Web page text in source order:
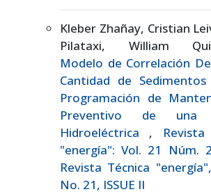
Kleber Zhañay, Cristian
Pilataxi, William
Modelo de Correlación
Cantidad de
Programación de
Preventivo de una
Hidroeléctrica ,
"energía": Vol. 21 Núm.
Revista Técnica
No. 21, ISSUE II